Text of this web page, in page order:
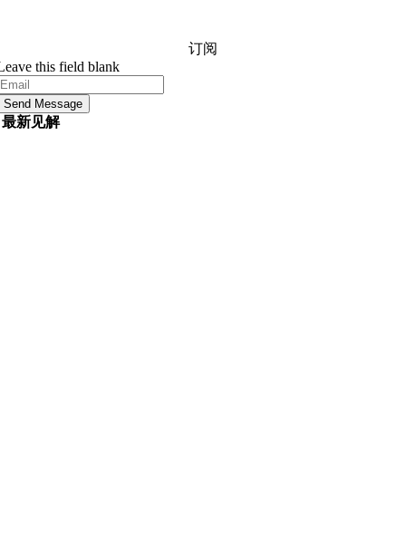
订阅
this field blank
Send Message
最新见解